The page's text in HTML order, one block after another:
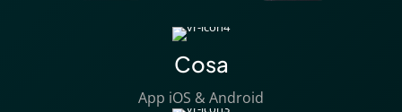
Cosa
App iOS & Android